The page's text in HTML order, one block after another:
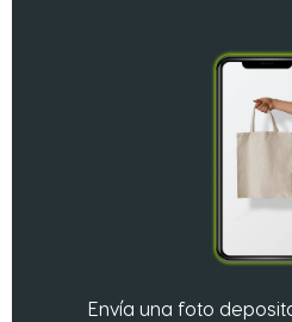
Envía una foto